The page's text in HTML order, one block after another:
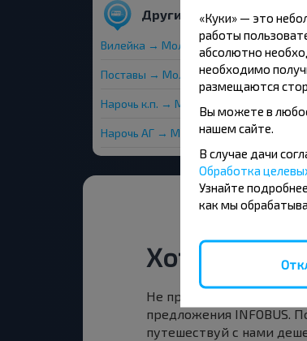
Другие рейсы в
Вилейка → Молодечно
Поставы → Молодечно
Нарочь к.п. → Молодечно
Нарочь АГ → Молодечно
Хотите
Не пропусти
предложения INFOBUS.
путешествуй с нами
«Куки» — это
работы
абсолютно
необходимо
размещаются
Вы можете в
нашем сайте.
В случае дачи
Обработка
Узнайте
как мы